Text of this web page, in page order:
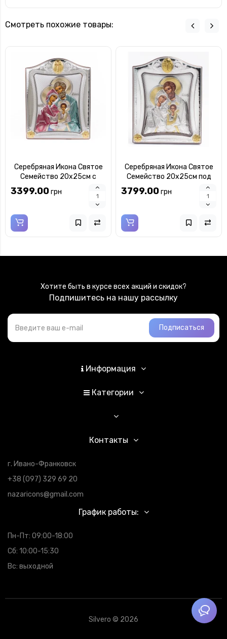
Смотреть похожие товары:
Серебряная Икона Святое
Семейство 20x25см с
разноцветной эмалью в
серебряной рамке с
3399.00грн
Серебряная Икона Святое
Семейство 20x25см под
стеклом в серебряной
рамке
3799.00грн
Хотите быть в курсе всех акций и скидок?
Подпишитесь на нашу рассылку
Подписаться
Информация
Категории
Контакты
г. Ивано-Франковск
+38 (097) 329 69 20
nazaricons@gmail.com
График работы:
Пн-Пт: 09:00-18:00
Сб: 10:00-15:30
Вс: выходной
Silvero © 2026